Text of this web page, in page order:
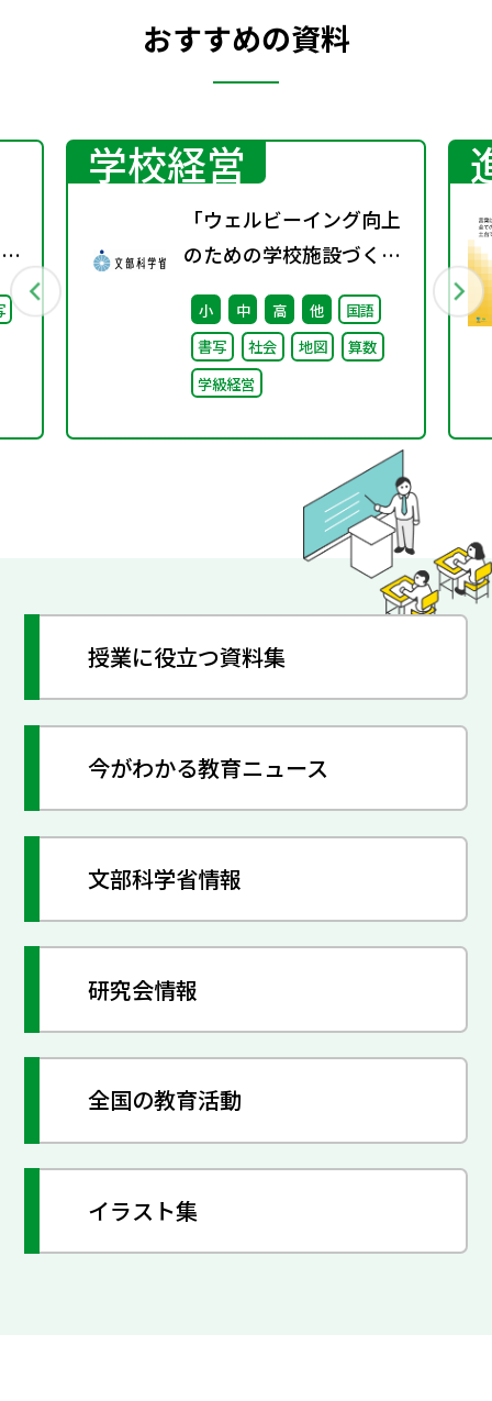
おすすめの資料
学校経営
「ウェルビーイング向上
のための学校施設づくり
のアイディア集」の公表
について
小 中 高 他
国語
書写
社会 地図
算数
学級経営
授業に役立つ資料集
今がわかる教育ニュース
文部科学省情報
研究会情報
全国の教育活動
イラスト集